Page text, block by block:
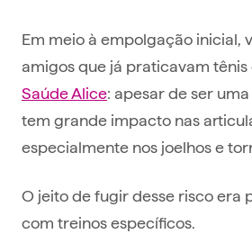
Em meio à empolgação inicial,
amigos que já praticavam tênis
Saúde Alice: apesar de ser
tem grande impacto nas
especialmente nos joelhos e
O jeito de fugir desse risco era
com treinos específicos.